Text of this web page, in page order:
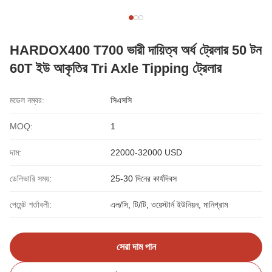
HARDOX400 T700 ভারী দায়িত্ব অর্ধ ট্রেলার 50 টন
60T ইউ আকৃতির Tri Axle Tipping ট্রেলার
মডেল নম্বর: সিএসসি
MOQ: 1
দাম: 22000-32000 USD
ডেলিভারি সময়: 25-30 দিনের কার্যদিবস
পেমেন্ট শর্তাবলী: এল/সি, টি/টি, ওয়েস্টার্ন ইউনিয়ন, মানিগ্রাম
সেরা দাম পান